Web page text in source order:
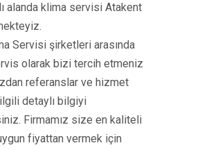
alanda klima servisi Atakent
Servisi şirketleri arasında
olarak bizi tercih etmeniz
referanslar ve hizmet
detaylı bilgiyi
Firmamız size en kaliteli
fiyattan vermek için